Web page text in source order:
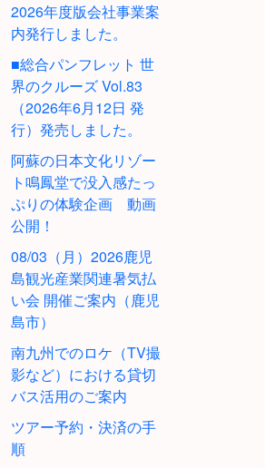
2026年度版会社事業案
内発行しました。
■総合パンフレット 世
界のクルーズ Vol.83
（2026年6月12日 発
行）発売しました。
阿蘇の日本文化リゾー
ト鳴鳳堂で没入感たっ
ぷりの体験企画 動画
公開！
08/03（月）2026鹿児
島観光産業関連暑気払
い会 開催ご案内（鹿児
島市）
南九州でのロケ（TV撮
影など）における貸切
バス活用のご案内
ツアー予約・決済の手
順